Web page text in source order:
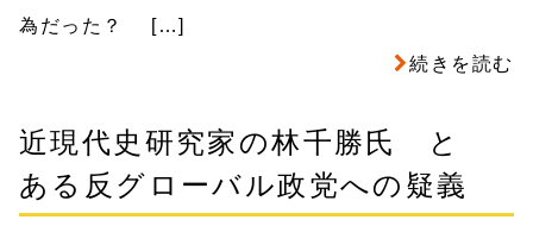
為だった？ […]
続きを読む
近現代史研究家の林千勝氏 と
ある反グローバル政党への疑義